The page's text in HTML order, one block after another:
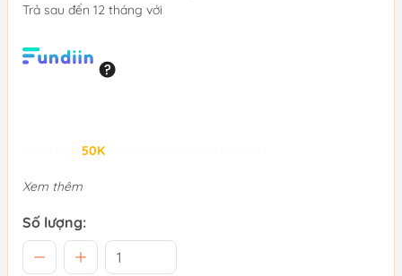
Trả sau đến 12 tháng với
50K
Xem thêm
Số lượng: